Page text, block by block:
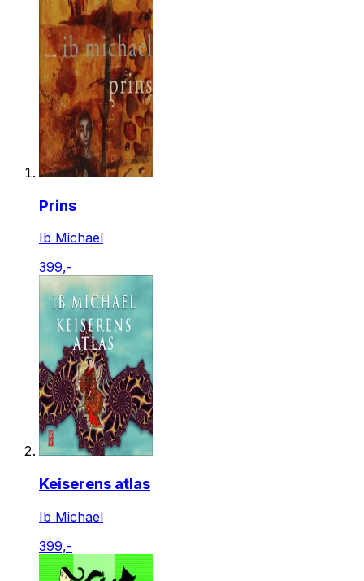
Prins
Ib Michael
399,-
Keiserens atlas
Ib Michael
399,-